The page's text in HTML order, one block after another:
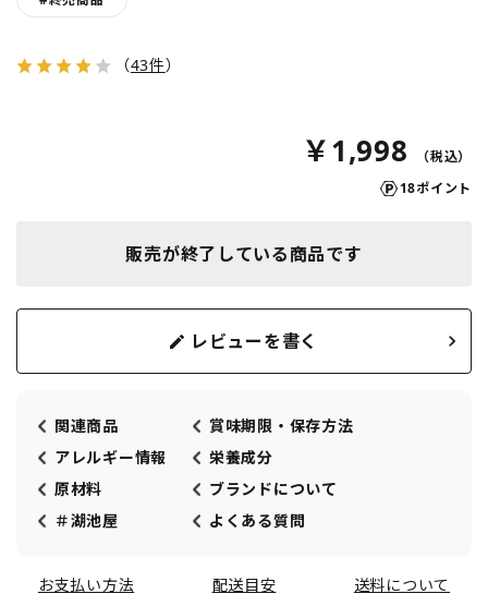
（43件）
￥1,998
18ポイント
販売が終了している商品です
レビューを書く
関連商品
賞味期限・保存方法
アレルギー情報
栄養成分
原材料
ブランドについて
＃湖池屋
よくある質問
お支払い方法 配送目安 送料について